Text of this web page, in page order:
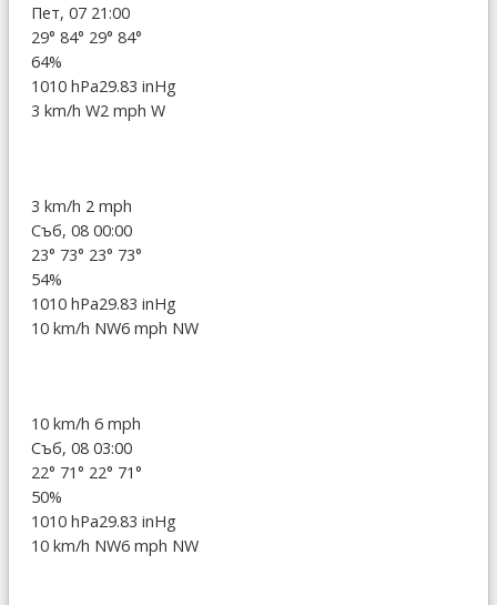
Пет, 07 21:00
29° 84° 29° 84°
64%
1010 hPa29.83 inHg
3 km/h W2 mph W
3 km/h 2 mph
Съб, 08 00:00
23° 73° 23° 73°
54%
1010 hPa29.83 inHg
10 km/h NW6 mph NW
10 km/h 6 mph
Съб, 08 03:00
22° 71° 22° 71°
50%
1010 hPa29.83 inHg
10 km/h NW6 mph NW